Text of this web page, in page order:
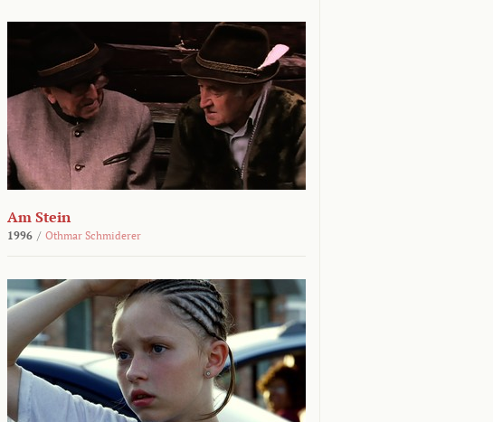
Am Stein
1996 / Othmar Schmiderer